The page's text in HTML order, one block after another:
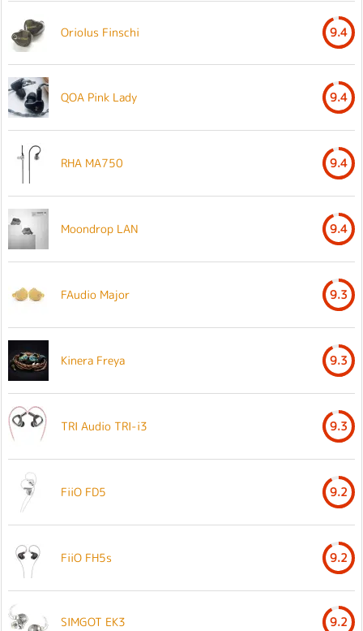
Oriolus Finschi 9.4
QOA Pink Lady 9.4
RHA MA750 9.4
Moondrop LAN 9.4
FAudio Major 9.3
Kinera Freya 9.3
TRI Audio TRI-i3 9.3
FiiO FD5 9.2
FiiO FH5s 9.2
SIMGOT EK3 9.2